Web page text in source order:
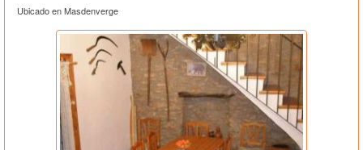
Ubicado en Masdenverge